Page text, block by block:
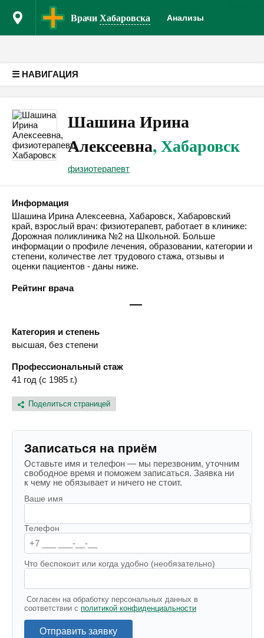
ВрачиХабаровска Анализы
☰ НАВИГАЦИЯ
Шашина Ирина
Алексеевна, Хабаровск
физиотерапевт
Информация
Шашина Ирина Алексеевна, Хабаровск, Хабаровский
край, взрослый врач: физиотерапевт, работает в клинике:
Дорожная поликлиника №2 на Школьной. Больше
информации о профиле лечения, образовании, категории и
степени, количестве лет трудового стажа, отзывы и
оценки пациентов - даны ниже.
Рейтинг врача
—
Категория и степень
высшая, без степени
Профессиональный стаж
41 год (с 1985 г.)
Поделиться страницей
Записаться на приём
Оставьте имя и телефон — мы перезвоним, уточним
свободное время и поможем записаться. Заявка ни
к чему не обязывает и ничего не стоит.
Ваше имя
Телефон
Что беспокоит или когда удобно (необязательно)
Согласен на обработку персональных данных в
соответствии с политикой конфиденциальности
Отправить заявку